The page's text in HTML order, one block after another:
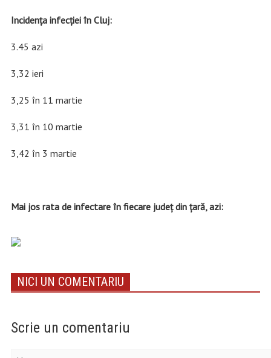
Incidența infecției în Cluj:
3.45 azi
3,32 ieri
3,25 în 11 martie
3,31 în 10 martie
3,42 în 3 martie
Mai jos rata de infectare în fiecare județ din țară, azi:
NICI UN COMENTARIU
Scrie un comentariu